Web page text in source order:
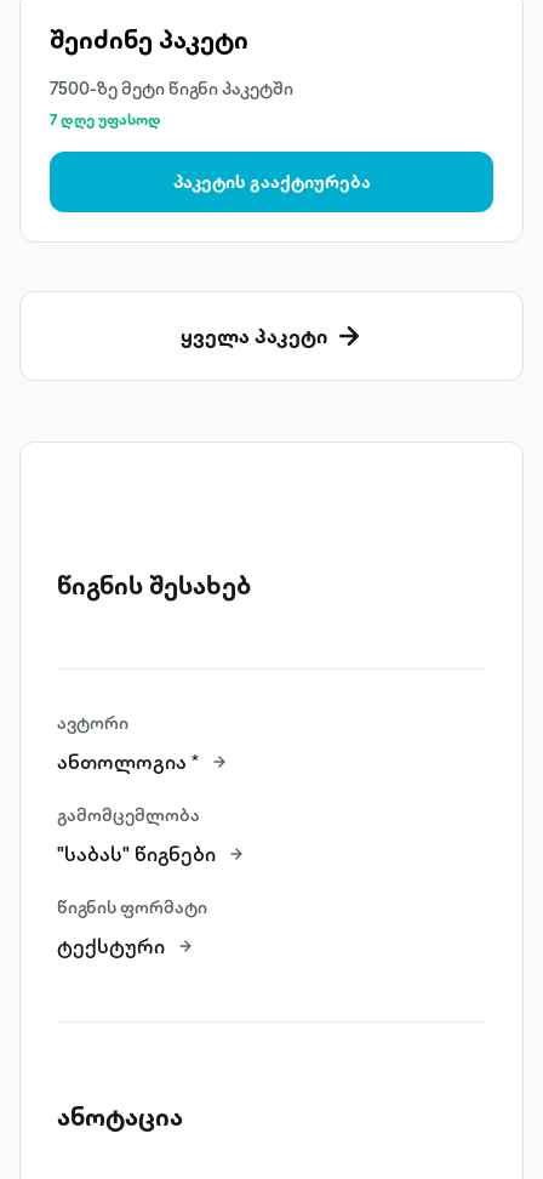
შეიძინე პაკეტი
7500-ზე მეტი წიგნი პაკეტში
7 დღე უფასოდ
პაკეტის გააქტიურება
ყველა პაკეტი
წიგნის შესახებ
ავტორი
ანთოლოგია *
გამომცემლობა
"საბას" წიგნები
წიგნის ფორმატი
ტექსტური
ანოტაცია